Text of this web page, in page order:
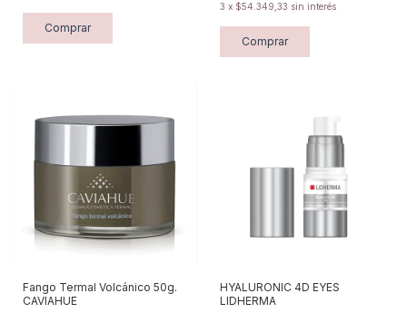
3 x $54.349,33 sin interés
Fango Termal Volcánico 50g.
CAVIAHUE
HYALURONIC 4D EYES
LIDHERMA